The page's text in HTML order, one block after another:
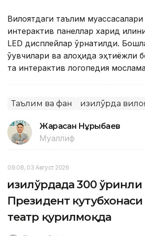
Вилоятдаги таълим
интерактив панеллар харид
LED дисплейлар ўрнатилди.
ўқувчилари ва алоҳида эҳтиёжли
та интерактив логопедия
Таълим ва фан Қизилўрда
Жарасқан Нұрыбаев
Муаллиф
09:08, 03 Август 2026
Қизилўрдада 300 ўринли
Президент кутубхонаси
театр қурилмоқда